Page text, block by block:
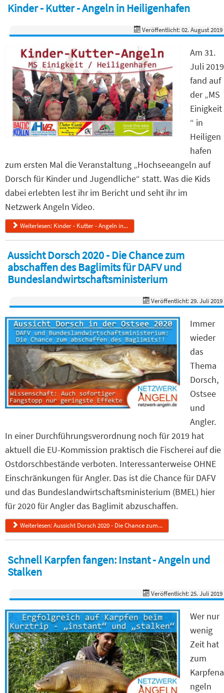
Kinder - Kutter - Angeln in Heiligenhafen
Veröffentlicht: 02. August 2019
Am 31.
Juli 2019
fand auf
der „MS
Einigkeit
“ in
Heiligen
hafen
zum ersten Mal die Veranstaltung „Hochseeangeln auf
Dorsch für Kinder und Jugendliche“ statt. Was die Kids
dabei erlebten lest ihr im Bericht und seht ihr im
Netzwerk Angeln Video.
Weiterlesen: Kinder - Kutter - Angeln in...
Aussicht Dorsch 2020 - Die Chance zum
abschaffen des Baglimits für DAFV und
Bundeslandwirtschaftsministerium
Veröffentlicht: 29. Juli 2019
Immer
wieder
das
Thema
Dorsch,
Ostsee
und
Angler.
In einer Durchführungsverordnung noch für 2019 hat
aktuell die EU-Kommission praktisch die Fischerei auf die
Ostdorschbestände verboten. Interessanterweise OHNE
Einschränkungen für Angler. Das ist die Chance für DAFV
und das Bundeslandwirtschaftsministerium (BMEL) hier
für 2020 für Angler das Baglimit abzuschaffen.
Weiterlesen: Aussicht Dorsch 2020 - Die Chance zum...
Schnell Karpfen fangen: Instant - Angeln und
Stalken
Veröffentlicht: 25. Juli 2019
Wer nur
wenig
Zeit hat
zum
Karpfena
ngeln